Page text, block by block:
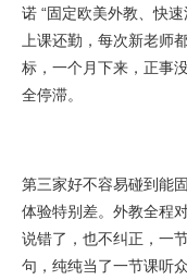
诺 “固定欧美外教、快
上课还勤，每次新老师
标，一个月下来，正事
全停滞。
第三家好不容易碰到能
体验特别差。外教全程
说错了，也不纠正，一
句，纯纯当了一节课听